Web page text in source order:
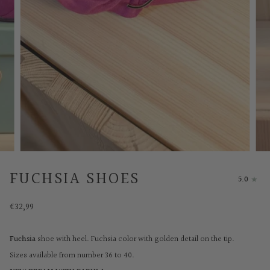
FUCHSIA SHOES 5.0
€32,99
Fuchsia shoe with heel. Fuchsia color with golden detail on the tip.
Sizes available from number 36 to 40.